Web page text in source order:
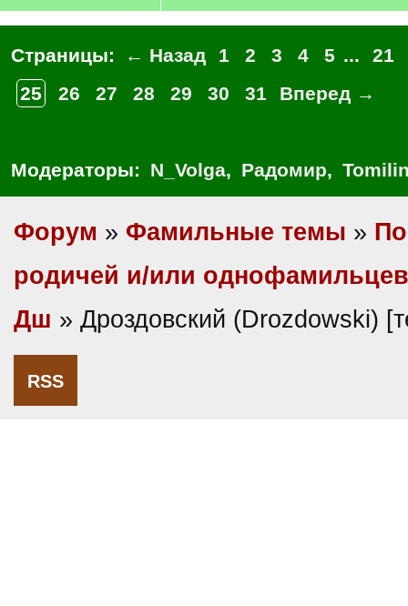
Страницы: ← Назад 1 2 3 4 5 ...
21
25
26 27 28 29 30 31 Вперед →
Модераторы: N_Volga, Радомир,
Форум » Фамильные темы »
родичей и/или однофамильцев
Дш » Дроздовский (Drozdowski)
RSS